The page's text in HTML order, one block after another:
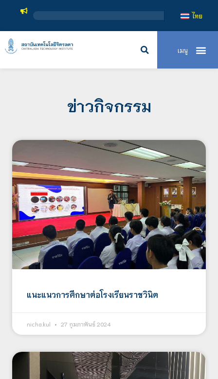
สถาบันเทคโน
ไทย
ข่าวกิจกรรม
แนะแนวการศึกษาต่อโรงเรียนราชวินิต
nicha.kul 27 กุมภาพันธ์ 2024